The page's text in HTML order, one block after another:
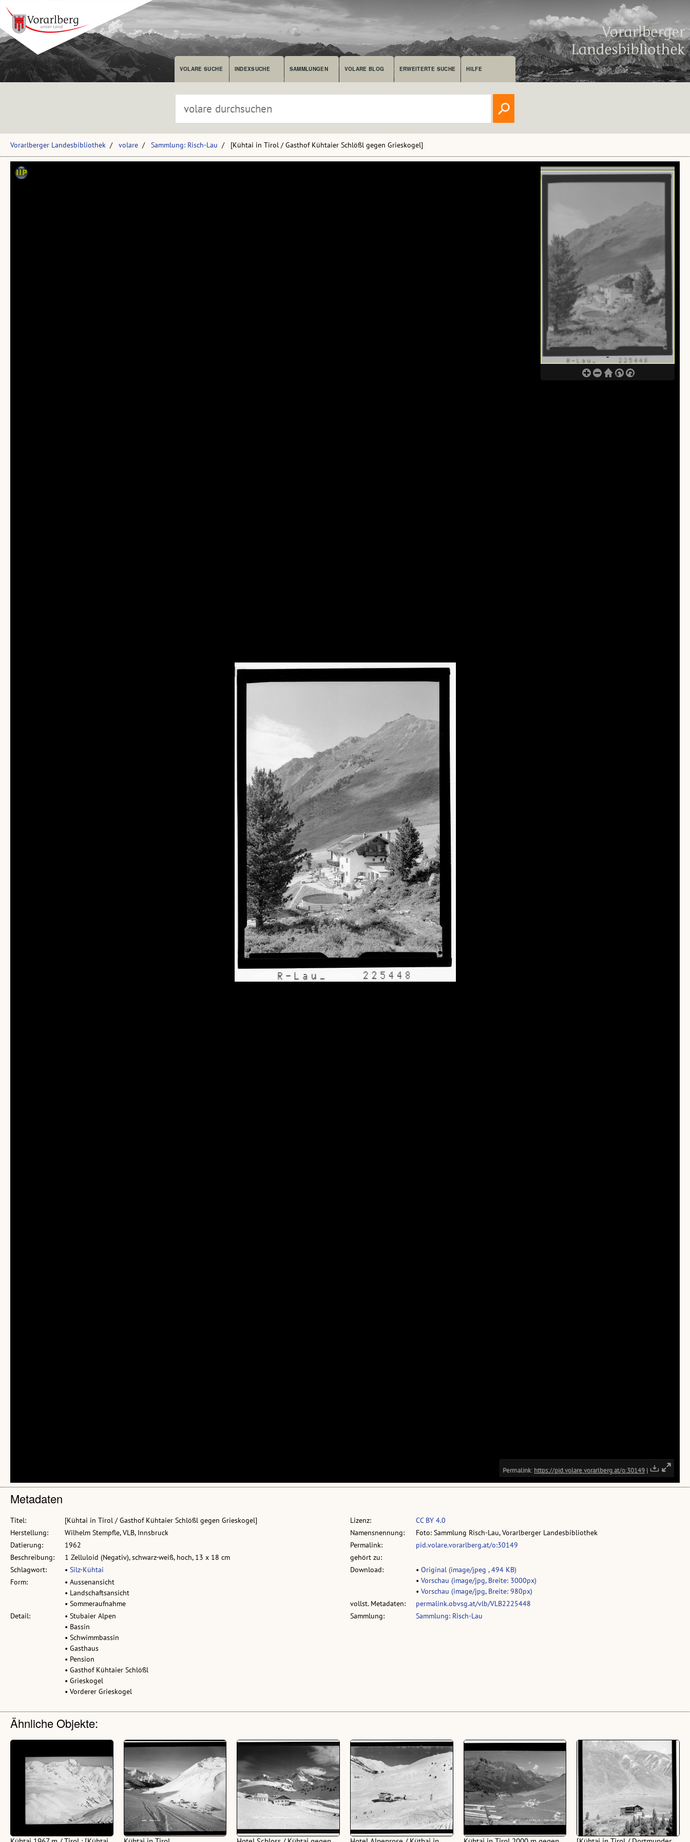
VOLARE SUCHE INDEXSUCHE SAMMLUNGEN VOLARE BLOG ERWEITERTE SUCHE HILFE
Vorarlberger Landesbibliothek volare Sammlung: Risch-Lau [Kühtai in Tirol / Gasthof Kühtaier Schlößl gegen Grieskogel]
Metadaten
Titel:
[Kühtai in Tirol / Gasthof Kühtaier Schlößl gegen Grieskogel]
Herstellung:
Wilhelm Stempfle, VLB, Innsbruck
Datierung:
1962
Beschreibung:
1 Zelluloid (Negativ), schwarz-weiß, hoch, 13 x 18 cm
Schlagwort:
• Silz-Kühtai
Form:
• Aussenansicht
• Landschaftsansicht
• Sommeraufnahme
Detail:
• Stubaier Alpen
• Bassin
• Schwimmbassin
• Gasthaus
• Pension
• Gasthof Kühtaier Schlößl
• Grieskogel
• Vorderer Grieskogel
Lizenz:
CC BY 4.0
Namensnennung:
Foto: Sammlung Risch-Lau, Vorarlberger Landesbibliothek
Permalink:
pid.volare.vorarlberg.at/o:30149
gehört zu:
Download:
• Original (image/jpeg , 494 KB)
• Vorschau (image/jpg, Breite: 3000px)
• Vorschau (image/jpg, Breite: 980px)
vollst. Metadaten:
permalink.obvsg.at/vlb/VLB2225448
Sammlung:
Sammlung: Risch-Lau
Ähnliche Objekte: